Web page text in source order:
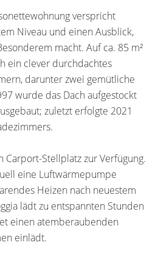
verspricht
Niveau und einen Ausblick,
macht. Auf ca. 85 m²
ein clever durchdachtes
darunter zwei gemütliche
wurde das Dach aufgestockt
zuletzt erfolgte 2021
Carport-Stellplatz zur Verfügung.
eine Luftwärmepumpe
Heizen nach neuestem
lädt zu entspannten Stunden
einen atemberaubenden
einlädt.